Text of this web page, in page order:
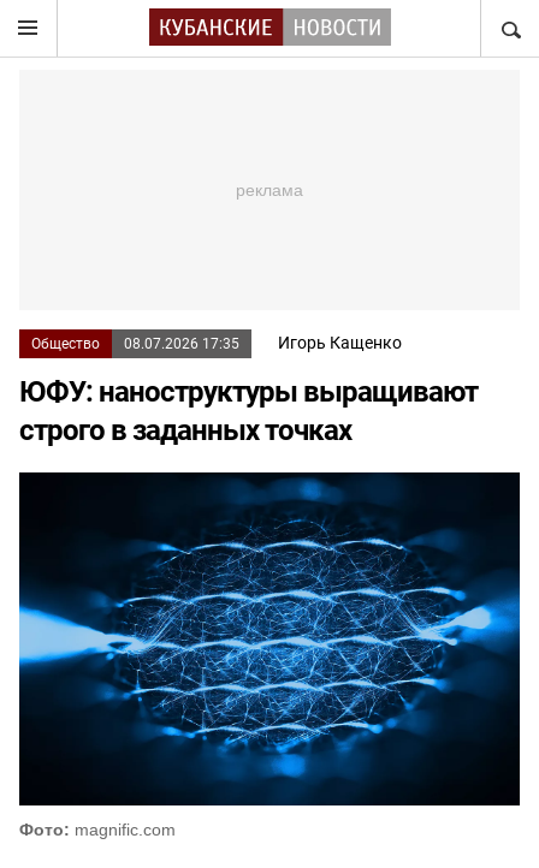
Общество 08.07.2026 17:35 Игорь Кащенко
ЮФУ: наноструктуры выращивают
строго в заданных точках
Фото: magnific.com